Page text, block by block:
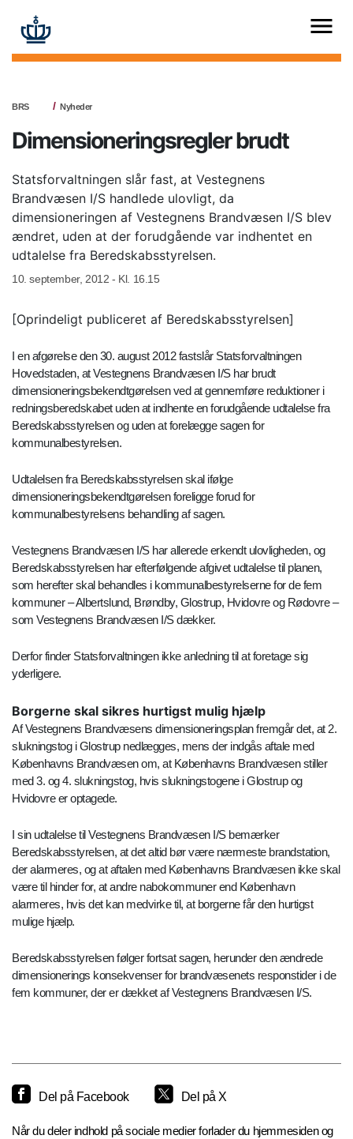
BRS Nyheder
Dimensioneringsregler brudt
Statsforvaltningen slår fast, at Vestegnens
Brandvæsen I/S handlede ulovligt, da
dimensioneringen af Vestegnens Brandvæsen I/S blev
ændret, uden at der forudgående var indhentet en
udtalelse fra Beredskabsstyrelsen.
10. september, 2012 - Kl. 16.15
[Oprindeligt publiceret af Beredskabsstyrelsen]
I en afgørelse den 30. august 2012 fastslår Statsforvaltningen
Hovedstaden, at Vestegnens Brandvæsen I/S har brudt
dimensioneringsbekendtgørelsen ved at gennemføre reduktioner i
redningsberedskabet uden at indhente en forudgående udtalelse fra
Beredskabsstyrelsen og uden at forelægge sagen for
kommunalbestyrelsen.
Udtalelsen fra Beredskabsstyrelsen skal ifølge
dimensioneringsbekendtgørelsen foreligge forud for
kommunalbestyrelsens behandling af sagen.
Vestegnens Brandvæsen I/S har allerede erkendt ulovligheden, og
Beredskabsstyrelsen har efterfølgende afgivet udtalelse til planen,
som herefter skal behandles i kommunalbestyrelserne for de fem
kommuner – Albertslund, Brøndby, Glostrup, Hvidovre og Rødovre –
som Vestegnens Brandvæsen I/S dækker.
Derfor finder Statsforvaltningen ikke anledning til at foretage sig
yderligere.
Borgerne skal sikres hurtigst mulig hjælp
Af Vestegnens Brandvæsens dimensioneringsplan fremgår det, at 2.
slukningstog i Glostrup nedlægges, mens der indgås aftale med
Københavns Brandvæsen om, at Københavns Brandvæsen stiller
med 3. og 4. slukningstog, hvis slukningstogene i Glostrup og
Hvidovre er optagede.
I sin udtalelse til Vestegnens Brandvæsen I/S bemærker
Beredskabsstyrelsen, at det altid bør være nærmeste brandstation,
der alarmeres, og at aftalen med Københavns Brandvæsen ikke skal
være til hinder for, at andre nabokommuner end København
alarmeres, hvis det kan medvirke til, at borgerne får den hurtigst
mulige hjælp.
Beredskabsstyrelsen følger fortsat sagen, herunder den ændrede
dimensionerings konsekvenser for brandvæsenets responstider i de
fem kommuner, der er dækket af Vestegnens Brandvæsen I/S.
Del på Facebook Del på X
Når du deler indhold på sociale medier forlader du hjemmesiden og